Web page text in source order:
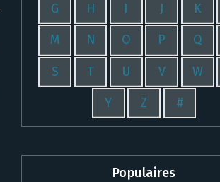
G H I J K
M N O P Q
S T U V W
Y Z #
Populaires